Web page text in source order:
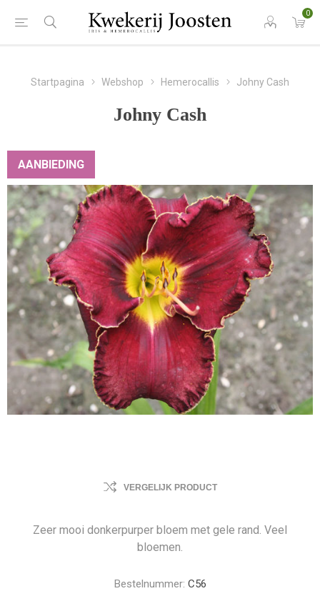
0
Startpagina Webshop Hemerocallis Johny Cash
Johny Cash
AANBIEDING
VERGELIJK PRODUCT
Zeer mooi donkerpurper bloem met gele rand. Veel
bloemen.
Bestelnummer: C56